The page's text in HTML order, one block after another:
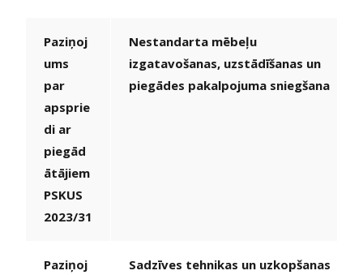
Paziņoj
ums
par
apsprie
di ar
piegād
ātājiem
PSKUS
2023/31
Nestandarta mēbeļu
izgatavošanas, uzstādīšanas un
piegādes pakalpojuma sniegšana
Paziņoj
Sadzīves tehnikas un uzkopšanas